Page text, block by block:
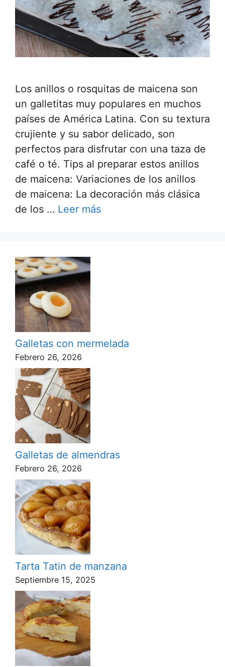
Los anillos o rosquitas de maicena son
un galletitas muy populares en muchos
países de América Latina. Con su textura
crujiente y su sabor delicado, son
perfectos para disfrutar con una taza de
café o té. Tips al preparar estos anillos
de maicena: Variaciones de los anillos
de maicena: La decoración más clásica
de los … Leer más
Galletas con mermelada
Febrero 26, 2026
Galletas de almendras
Febrero 26, 2026
Tarta Tatin de manzana
Septiembre 15, 2025